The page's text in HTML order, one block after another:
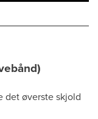
det øverste skjold